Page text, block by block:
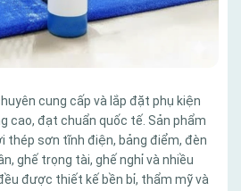
cung cấp và lắp đặt phụ kiện
cao, đạt chuẩn quốc tế. Sản phẩm
thép sơn tĩnh điện, bảng điểm, đèn
ghế trọng tài, ghế nghỉ và nhiều
được thiết kế bền bỉ, thẩm mỹ và